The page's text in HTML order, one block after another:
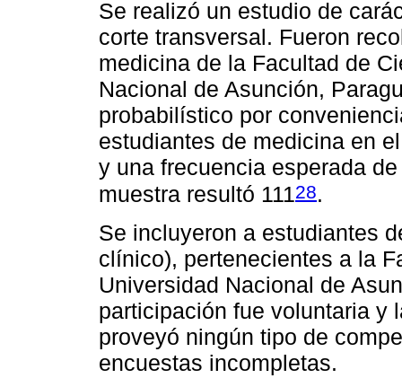
Se realizó un estudio de
corte transversal. Fueron
medicina de la Facultad de
Nacional de Asunción,
probabilístico por
estudiantes de medicina en
y una frecuencia esperada
muestra resultó 11128.
Se incluyeron a estudiantes
clínico), pertenecientes a la
Universidad Nacional de
participación fue voluntaria y
proveyó ningún tipo de
encuestas incompletas.